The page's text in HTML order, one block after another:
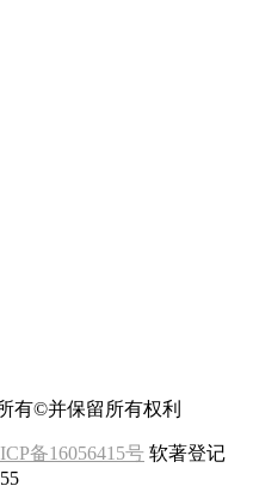
有©并保留所有权利
备16056415号 软著登记